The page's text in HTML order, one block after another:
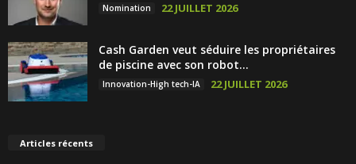
Nomination 22 JUILLET 2026
Cash Garden veut séduire les propriétaires
de piscine avec son robot...
Innovation-High tech-IA 22 JUILLET 2026
Articles récents